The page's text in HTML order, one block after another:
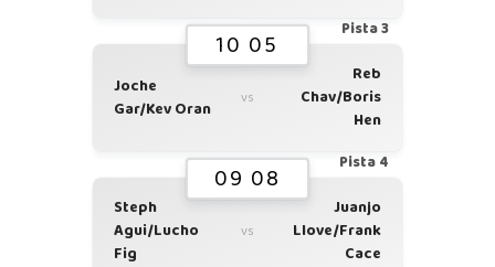
Pista 3
10 05
Joche
Gar/Kev Oran
vs
Reb
Chav/Boris
Hen
Pista 4
09 08
Steph
Agui/Lucho
Fig
vs
Juanjo
Llove/Frank
Cace